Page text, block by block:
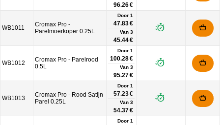
96.26 €
WB1011
Cromax Pro -
Parelmoerkoper 0.25L
Door 1
47.83 €
Van 3
45.44 €
WB1012
Cromax Pro - Parelrood
0.5L
Door 1
100.28 €
Van 3
95.27 €
WB1013
Cromax Pro - Rood Satijn
Parel 0.25L
Door 1
57.23 €
Van 3
54.37 €
Door 1